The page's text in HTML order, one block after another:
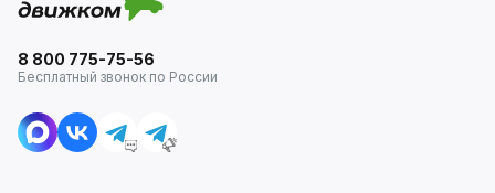
8 800 775-75-56
Бесплатный звонок по России